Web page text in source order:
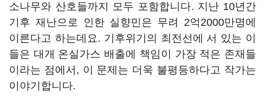
소나무와 산호들까지 모두 포함합니다. 지난 10년간
기후 재난으로 인한 실향민은 무려 2억2000만명에
이른다고 하는데요. 기후위기의 최전선에 서 있는 이
들은 대개 온실가스 배출에 책임이 가장 적은 존재들
이라는 점에서, 이 문제는 더욱 불평등하다고 작가는
이야기합니다.